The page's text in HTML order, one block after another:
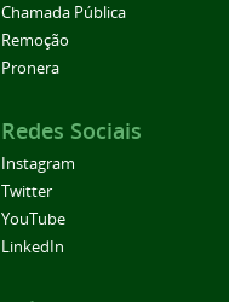
Chamada Pública
Remoção
Pronera
Redes Sociais
Instagram
Twitter
YouTube
LinkedIn